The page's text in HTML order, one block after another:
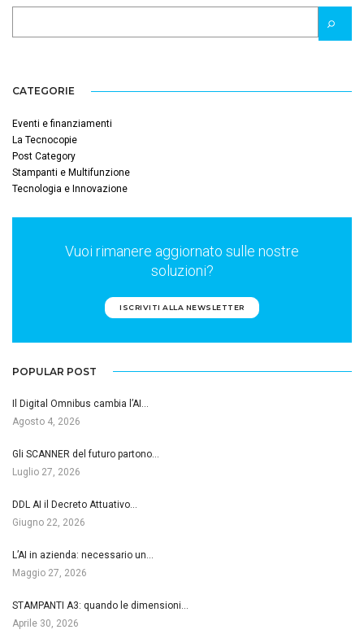
CATEGORIE
Eventi e finanziamenti
La Tecnocopie
Post Category
Stampanti e Multifunzione
Tecnologia e Innovazione
Vuoi rimanere aggiornato sulle nostre
soluzioni?
ISCRIVITI ALLA NEWSLETTER
POPULAR POST
Il Digital Omnibus cambia l’AI…
Agosto 4, 2026
Gli SCANNER del futuro partono…
Luglio 27, 2026
DDL AI il Decreto Attuativo…
Giugno 22, 2026
L’AI in azienda: necessario un…
Maggio 27, 2026
STAMPANTI A3: quando le dimensioni…
Aprile 30, 2026